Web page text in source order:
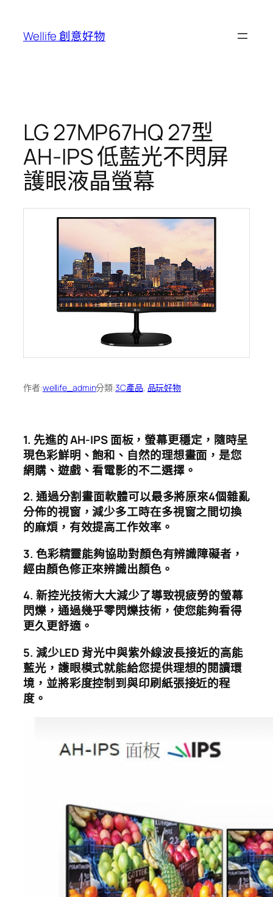
Wellife 創意好物
LG 27MP67HQ 27型
AH-IPS 低藍光不閃屏
護眼液晶螢幕
作者:wellife_admin分類:3C產品, 品玩好物
1. 先進的 AH-IPS 面板，螢幕更穩定，隨時呈
現色彩鮮明、飽和、自然的理想畫面，是您
網購、遊戲、看電影的不二選擇。
2. 通過分割畫面軟體可以最多將原來4個雜亂
分佈的視窗，減少多工時在多視窗之間切換
的麻煩，有效提高工作效率。
3. 色彩精靈能夠協助對顏色有辨識障礙者，
經由顏色修正來辨識出顏色。
4. 新控光技術大大減少了導致視疲勞的螢幕
閃爍，通過幾乎零閃爍技術，使您能夠看得
更久更舒適。
5. 減少LED 背光中與紫外線波長接近的高能
藍光，護眼模式就能給您提供理想的閱讀環
境，並將彩度控制到與印刷紙張接近的程
度。